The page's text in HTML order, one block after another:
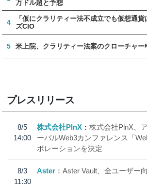
万ドル超と予想
4
「仮にクラリティー法不成立でも仮想通
ズCIO
5 米上院、クラリティー法案のクローチャ
プレスリリース
8/5
14:00
株式会社PlnX
株式会社PlnX、
ーバルWeb3カンファレンス「
ボレーションを決定
8/3
11:30
Aster Aster Vault、全ユーザー